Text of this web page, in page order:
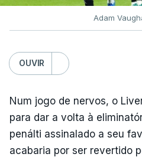
Adam
OUVIR
Num jogo de nervos, o
para dar a volta à
penálti assinalado a seu
acabaria por ser revertido